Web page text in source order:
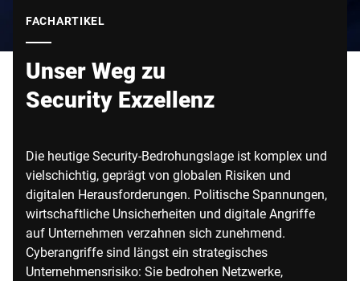
FACHARTIKEL
Unser Weg zu
Security Exzellenz
Die heutige Security-Bedrohungslage ist komplex und
vielschichtig, geprägt von globalen Risiken und
digitalen Herausforderungen. Politische Spannungen,
wirtschaftliche Unsicherheiten und digitale Angriffe
auf Unternehmen verzahnen sich zunehmend.
Cyberangriffe sind längst ein strategisches
Unternehmensrisiko: Sie bedrohen Netzwerke,